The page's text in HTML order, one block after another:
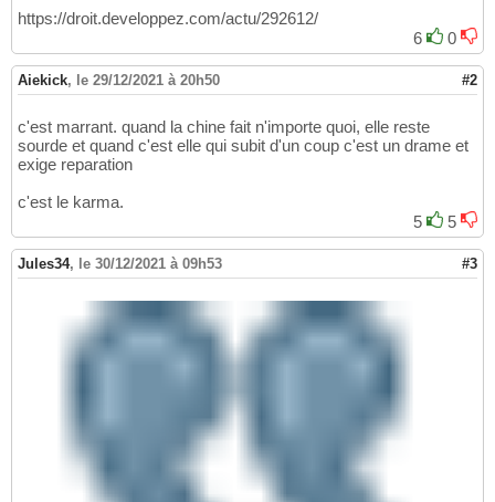
https://droit.developpez.com/actu/292612/
6
0
Aiekick, le 29/12/2021 à 20h50 #2
c'est marrant. quand la chine fait n'importe quoi, elle reste
sourde et quand c'est elle qui subit d'un coup c'est un drame et
exige reparation
c'est le karma.
5
5
Jules34, le 30/12/2021 à 09h53 #3